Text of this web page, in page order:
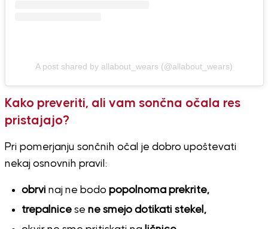
A post shared by allabout_wears (@allabout_wears)
Kako preveriti, ali vam sončna očala res
pristajajo?
Pri pomerjanju sončnih očal je dobro upoštevati
nekaj osnovnih pravil:
obrvi naj ne bodo popolnoma prekrite,
trepalnicese ne smejo dotikati stekel,